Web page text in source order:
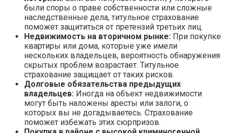
были споры о праве собственности или сложные
наследственные дела, титульное страхование
поможет защититься от претензий третьих лиц.
Недвижимость на вторичном рынке: При покупке
квартиры или дома, которые уже имели
нескольких владельцев, вероятность обнаружения
скрытых проблем возрастает. Титульное
страхование защищает от таких рисков.
Долговые обязательства предыдущих
владельцев: Иногда на объект недвижимости
могут быть наложены аресты или залоги, о
которых вы не догадываетесь. Страхование
поможет избежать этих сюрпризов.